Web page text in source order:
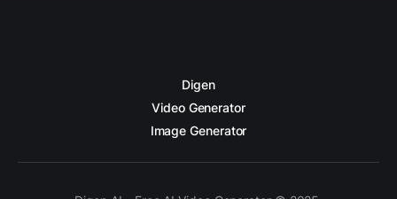
Digen
Video Generator
Image Generator